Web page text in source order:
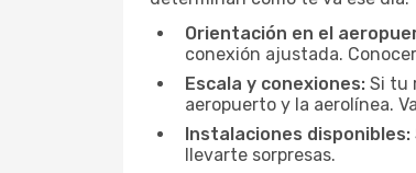
Orientación en el
conexión ajustada.
Escala y conexiones: Si tu
aeropuerto y la aerolínea.
Instalaciones disponibles:
llevarte sorpresas.